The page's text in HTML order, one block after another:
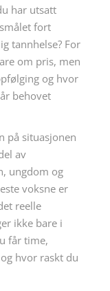
har utsatt
fort
tannhelse? For
om pris, men
og hvor
behovet
på situasjonen
av
ungdom og
voksne er
reelle
ikke bare i
får time,
hvor raskt du